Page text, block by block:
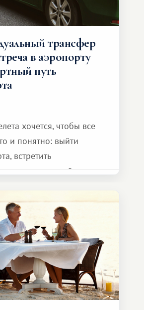
трансфер
в аэропорту
путь
хочется, чтобы все
и понятно: выйти
встретить
транспортной
доехать до курорта.